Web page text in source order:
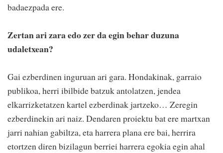
badaezpada ere.
Zertan ari zara edo zer da egin behar duzuna
udaletxean?
Gai ezberdinen inguruan ari gara. Hondakinak, garraio
publikoa, herri ibilbide batzuk antolatzen, jendea
elkarrizketatzen kartel ezberdinak jartzeko… Zeregin
ezberdinekin ari naiz. Dendaren proiektu bat ere martxan
jarri nahian gabiltza, eta harrera plana ere bai, herrira
etortzen diren bizilagun berriei harrera egokia egin ahal